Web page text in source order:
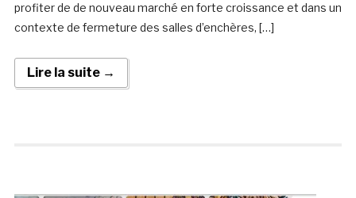
profiter de de nouveau marché en forte croissance et dans un
contexte de fermeture des salles d’enchères, […]
Lire la suite →